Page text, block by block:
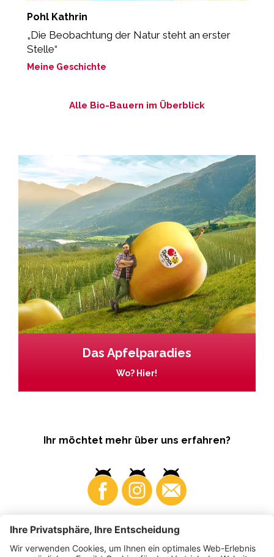
Pohl Kathrin
„Die Beobachtung der Natur steht an erster
Stelle“
Meine Geschichte
Alle Bio-Bauern im Überblick
Das Apfelparadies
Wo? Hier!
Ihr möchtet mehr über uns erfahren?
Business Produzenten